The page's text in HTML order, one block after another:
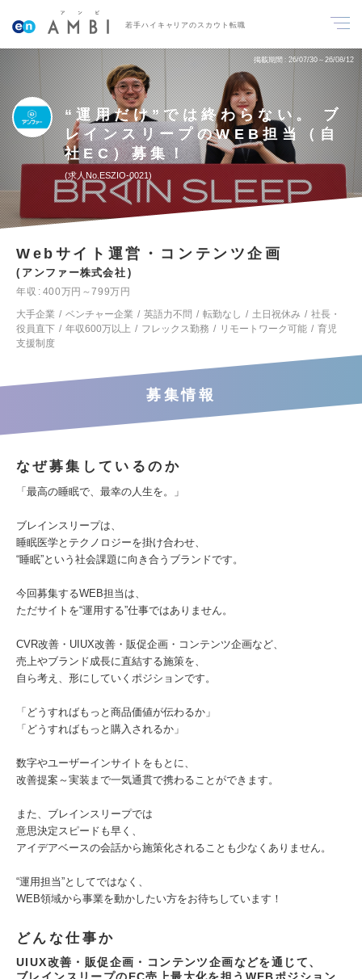
若手ハイキャリアのスカウト転職
掲載期間 26/07/30～26/08/12
“運用だけ”では終わらない。 ブ
レインスリープのWEB担当（自
社EC）募集！
求人No.ESZIO-0021
Webサイト運営・コンテンツ企画
アンファー株式会社
年収
400万円～799万円
大手企業
ベンチャー企業 英語力不問 転勤なし 土日祝休み
社長・
役員直下
年収600万以上 フレックス勤務 リモートワーク可能
育児
支援制度
募集情報
なぜ募集しているのか
「最高の睡眠で、最幸の人生を。」
ブレインスリープは、
睡眠医学とテクノロジーを掛け合わせ、
“睡眠”という社会課題に向き合うブランドです。
今回募集するWEB担当は、
ただサイトを“運用する”仕事ではありません。
CVR改善・UIUX改善・販促企画・コンテンツ企画など、
売上やブランド成長に直結する施策を、
自ら考え、形にしていくポジションです。
「どうすればもっと商品価値が伝わるか」
「どうすればもっと購入されるか」
数字やユーザーインサイトをもとに、
改善提案～実装まで一気通貫で携わることができます。
また、ブレインスリープでは
意思決定スピードも早く、
アイデアベースの会話から施策化されることも少なくありません。
“運用担当”としてではなく、
WEB領域から事業を動かしたい方をお待ちしています！
どんな仕事か
UIUX改善・販促企画・コンテンツ企画などを通じて、